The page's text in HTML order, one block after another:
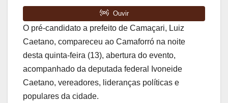
O pré-candidato a prefeito de Camaçari, Luiz
Caetano, compareceu ao Camaforró na noite
desta quinta-feira (13), abertura do evento,
acompanhado da deputada federal Ivoneide
Caetano, vereadores, lideranças políticas e
populares da cidade.